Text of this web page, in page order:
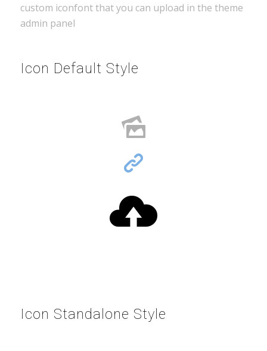
custom iconfont that you can upload in the theme
admin panel
Icon Default Style
Icon Standalone Style